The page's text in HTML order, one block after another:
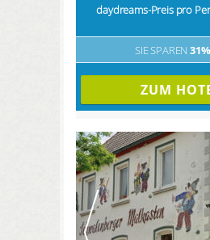
daydreams-Preis pro
SIE SPAREN 31%
ZUM